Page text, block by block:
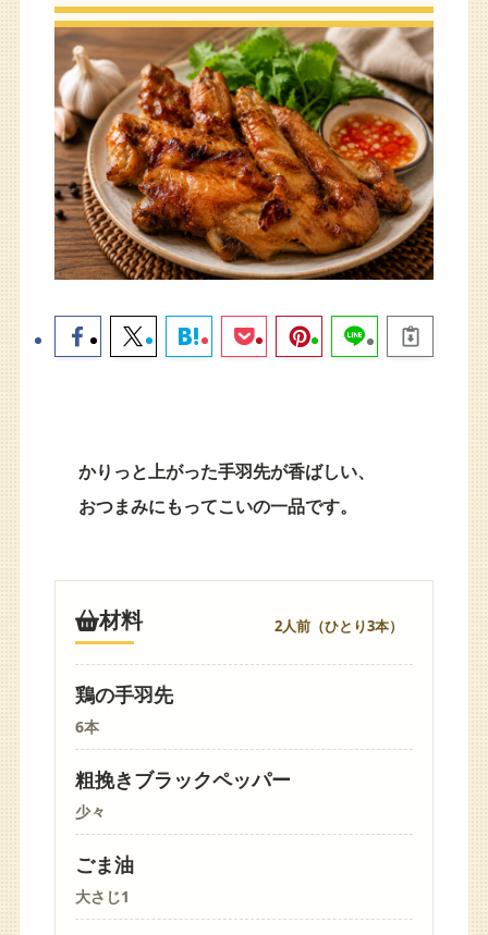
かりっと上がった手羽先が香ばしい、
おつまみにもってこいの一品です。
材料 2人前（ひとり3本）
鶏の手羽先
6本
粗挽きブラックペッパー
少々
ごま油
大さじ1